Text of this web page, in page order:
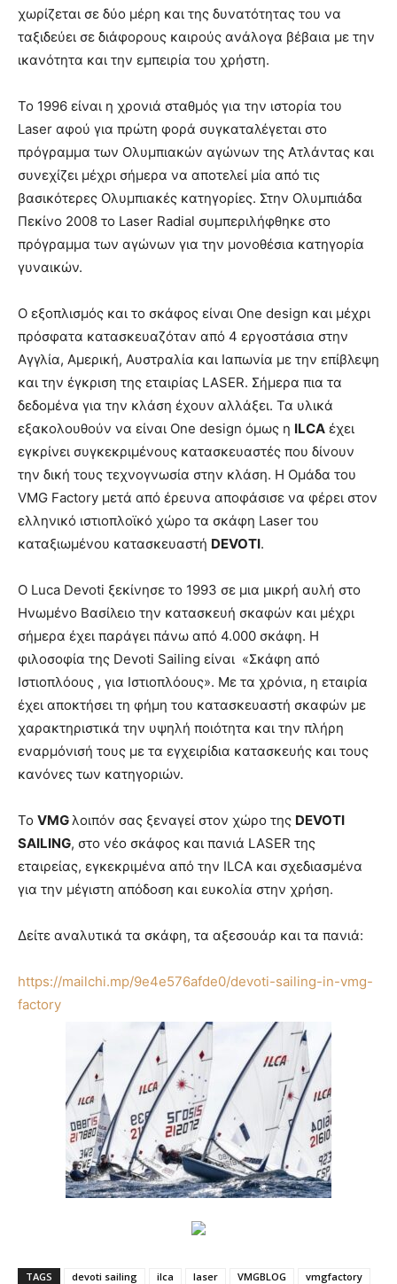
χωρίζεται σε δύο μέρη και της δυνατότητας του να
ταξιδεύει σε διάφορους καιρούς ανάλογα βέβαια με την
ικανότητα και την εμπειρία του χρήστη.
Το 1996 είναι η χρονιά σταθμός για την ιστορία του
Laser αφού για πρώτη φορά συγκαταλέγεται στο
πρόγραμμα των Ολυμπιακών αγώνων της Ατλάντας και
συνεχίζει μέχρι σήμερα να αποτελεί μία από τις
βασικότερες Ολυμπιακές κατηγορίες. Στην Ολυμπιάδα
Πεκίνο 2008 το Laser Radial συμπεριλήφθηκε στο
πρόγραμμα των αγώνων για την μονοθέσια κατηγορία
γυναικών.
Ο εξοπλισμός και το σκάφος είναι One design και μέχρι
πρόσφατα κατασκευαζόταν από 4 εργοστάσια στην
Αγγλία, Αμερική, Αυστραλία και Ιαπωνία με την επίβλεψη
και την έγκριση της εταιρίας LASER. Σήμερα πια τα
δεδομένα για την κλάση έχουν αλλάξει. Τα υλικά
εξακολουθούν να είναι One design όμως η ILCA έχει
εγκρίνει συγκεκριμένους κατασκευαστές που δίνουν
την δική τους τεχνογνωσία στην κλάση. Η Ομάδα του
VMG Factory μετά από έρευνα αποφάσισε να φέρει στον
ελληνικό ιστιοπλοϊκό χώρο τα σκάφη Laser του
καταξιωμένου κατασκευαστή DEVOTI.
Ο Luca Devoti ξεκίνησε το 1993 σε μια μικρή αυλή στο
Ηνωμένο Βασίλειο την κατασκευή σκαφών και μέχρι
σήμερα έχει παράγει πάνω από 4.000 σκάφη. Η
φιλοσοφία της Devoti Sailing είναι «Σκάφη από
Ιστιοπλόους , για Ιστιοπλόους». Με τα χρόνια, η εταιρία
έχει αποκτήσει τη φήμη του κατασκευαστή σκαφών με
χαρακτηριστικά την υψηλή ποιότητα και την πλήρη
εναρμόνισή τους με τα εγχειρίδια κατασκευής και τους
κανόνες των κατηγοριών.
Το VMGλοιπόν σας ξεναγεί στον χώρο της DEVOTI
SAILING, στο νέο σκάφος και πανιά LASER της
εταιρείας, εγκεκριμένα από την ILCA και σχεδιασμένα
για την μέγιστη απόδοση και ευκολία στην χρήση.
Δείτε αναλυτικά τα σκάφη, τα αξεσουάρ και τα πανιά:
https://mailchi.mp/9e4e576afde0/devoti-sailing-in-vmg-
factory
TAGS devoti sailing ilca laser VMGBLOG
vmgfactory